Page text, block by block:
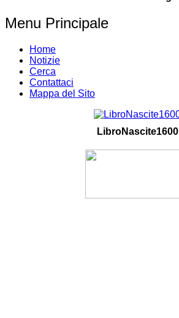
Menu Principale
Home
Notizie
Cerca
Contattaci
Mappa del Sito
LibroNascite1600